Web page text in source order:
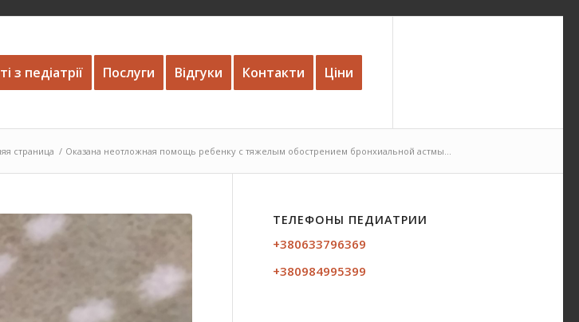
з педіатрії Послуги Відгуки Контакти Ціни
страница / Оказана неотложная помощь ребенку с тяжелым обострением бронхиальной астмы...
ТЕЛЕФОНЫ ПЕДИАТРИИ
+380633796369
+380984995399